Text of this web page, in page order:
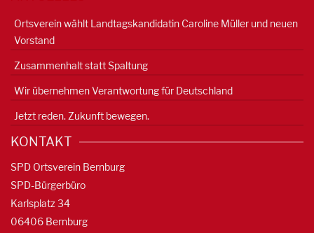
Ortsverein wählt Landtagskandidatin Caroline Müller und neuen
Vorstand
Zusammenhalt statt Spaltung
Wir übernehmen Verantwortung für Deutschland
Jetzt reden. Zukunft bewegen.
KONTAKT
SPD Ortsverein Bernburg
SPD-Bürgerbüro
Karlsplatz 34
06406 Bernburg